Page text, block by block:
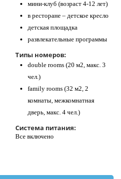
мини-клуб (возраст 4-12 лет)
в ресторане – детское кресло
детская площадка
развлекательные программы
Типы номеров:
double rooms (20 м2, макс. 3
чел.)
family rooms (32 м2, 2
комнаты, межкомнатная
дверь, макс. 4 чел.)
Система питания:
Все включено